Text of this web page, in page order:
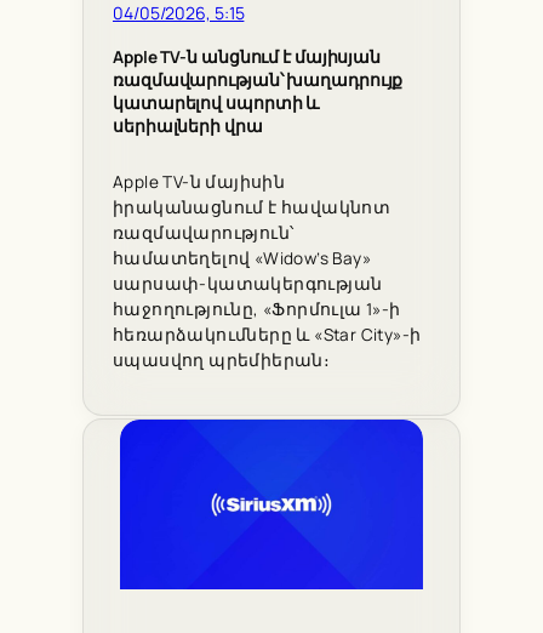
04/05/2026, 5:15
Apple TV-ն անցնում է մայիսյան
ռազմավարության՝ խաղադրույք
կատարելով սպորտի և
սերիալների վրա
Apple TV-ն մայիսին
իրականացնում է հավակնոտ
ռազմավարություն՝
համատեղելով «Widow’s Bay»
սարսափ-կատակերգության
հաջողությունը, «Ֆորմուլա 1»-ի
հեռարձակումները և «Star City»-ի
սպասվող պրեմիերան։